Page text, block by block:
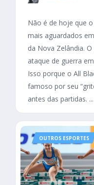
Não é de hoje que
mais aguardados
da Nova Zelândia.
ataque de guerra
Isso porque o All
famoso por seu
antes das partidas. ...
OUTROS ESPORTES